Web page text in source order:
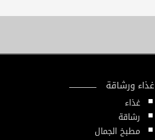
غذاء ورشاقة
غذاء
رشاقة
مطبخ الجمال